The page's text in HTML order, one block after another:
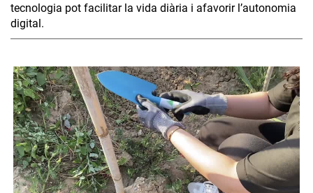
tecnologia pot facilitar la vida diària i afavorir l’autonomia
digital.